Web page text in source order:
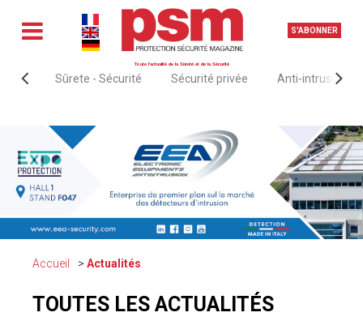
S'ABONNER
Toute l'actualité de la Sûreté et de la Sécurité
Sûrete - Sécurité Sécurité privée Anti-intrusion &
Accueil Actualités
TOUTES LES ACTUALITÉS